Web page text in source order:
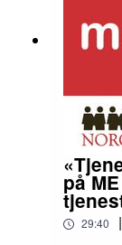
enn du
på
29:40 |